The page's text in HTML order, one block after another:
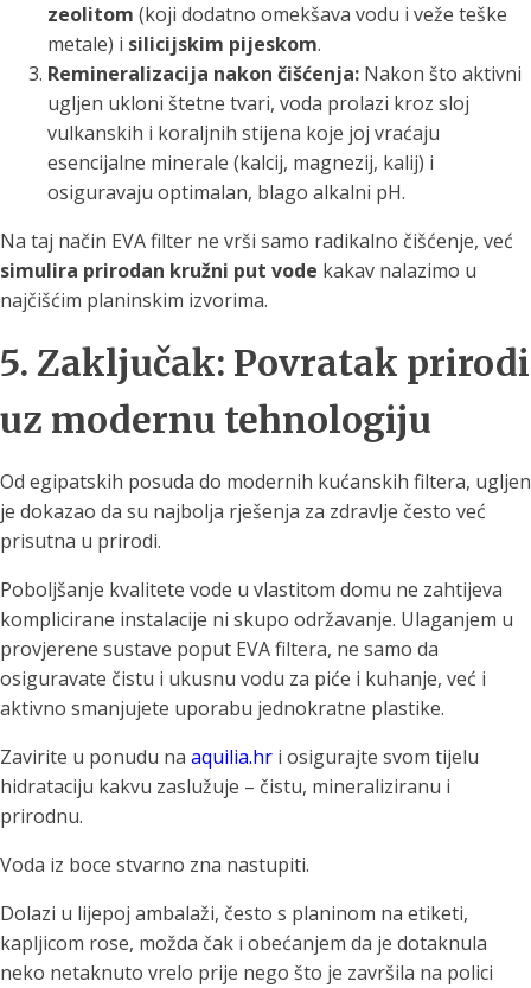
zeolitom (koji dodatno omekšava vodu i veže teške
metale) i silicijskim pijeskom.
Remineralizacija nakon čišćenja: Nakon što aktivni
ugljen ukloni štetne tvari, voda prolazi kroz sloj
vulkanskih i koraljnih stijena koje joj vraćaju
esencijalne minerale (kalcij, magnezij, kalij) i
osiguravaju optimalan, blago alkalni pH.
Na taj način EVA filter ne vrši samo radikalno čišćenje, već
simulira prirodan kružni put vode kakav nalazimo u
najčišćim planinskim izvorima.
5. Zaključak: Povratak prirodi
uz modernu tehnologiju
Od egipatskih posuda do modernih kućanskih filtera, ugljen
je dokazao da su najbolja rješenja za zdravlje često već
prisutna u prirodi.
Poboljšanje kvalitete vode u vlastitom domu ne zahtijeva
komplicirane instalacije ni skupo održavanje. Ulaganjem u
provjerene sustave poput EVA filtera, ne samo da
osiguravate čistu i ukusnu vodu za piće i kuhanje, već i
aktivno smanjujete uporabu jednokratne plastike.
Zavirite u ponudu na aquilia.hr i osigurajte svom tijelu
hidrataciju kakvu zaslužuje – čistu, mineraliziranu i
prirodnu.
Voda iz boce stvarno zna nastupiti.
Dolazi u lijepoj ambalaži, često s planinom na etiketi,
kapljicom rose, možda čak i obećanjem da je dotaknula
neko netaknuto vrelo prije nego što je završila na polici